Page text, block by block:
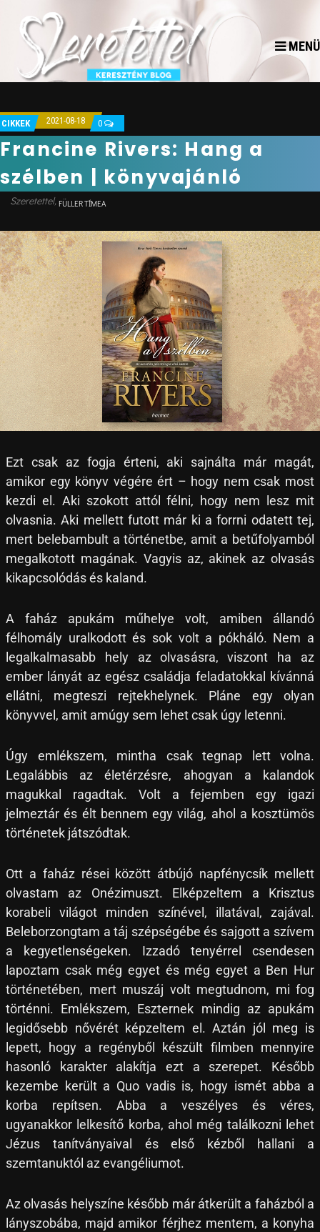
MENÜ
CIKKEK 2021-08-18 0
Francine Rivers: Hang a
szélben | könyvajánló
FÜLLER TÍMEA
Ezt csak az fogja érteni, aki sajnálta már magát,
amikor egy könyv végére ért – hogy nem csak most
kezdi el. Aki szokott attól félni, hogy nem lesz mit
olvasnia. Aki mellett futott már ki a forrni odatett tej,
mert belebambult a történetbe, amit a betűfolyamból
megalkotott magának. Vagyis az, akinek az olvasás
kikapcsolódás és kaland.
A faház apukám műhelye volt, amiben állandó
félhomály uralkodott és sok volt a pókháló. Nem a
legalkalmasabb hely az olvasásra, viszont ha az
ember lányát az egész családja feladatokkal kívánná
ellátni, megteszi rejtekhelynek. Pláne egy olyan
könyvvel, amit amúgy sem lehet csak úgy letenni.
Úgy emlékszem, mintha csak tegnap lett volna.
Legalábbis az életérzésre, ahogyan a kalandok
magukkal ragadtak. Volt a fejemben egy igazi
jelmeztár és élt bennem egy világ, ahol a kosztümös
történetek játszódtak.
Ott a faház rései között átbújó napfénycsík mellett
olvastam az Onézimuszt. Elképzeltem a Krisztus
korabeli világot minden színével, illatával, zajával.
Beleborzongtam a táj szépségébe és sajgott a szívem
a kegyetlenségeken. Izzadó tenyérrel csendesen
lapoztam csak még egyet és még egyet a Ben Hur
történetében, mert muszáj volt megtudnom, mi fog
történni. Emlékszem, Eszternek mindig az apukám
legidősebb nővérét képzeltem el. Aztán jól meg is
lepett, hogy a regényből készült filmben mennyire
hasonló karakter alakítja ezt a szerepet. Később
kezembe került a Quo vadis is, hogy ismét abba a
korba repítsen. Abba a veszélyes és véres,
ugyanakkor lelkesítő korba, ahol még találkozni lehet
Jézus tanítványaival és első kézből hallani a
szemtanuktól az evangéliumot.
Az olvasás helyszíne később már átkerült a faházból a
lányszobába, majd amikor férjhez mentem, a konyha